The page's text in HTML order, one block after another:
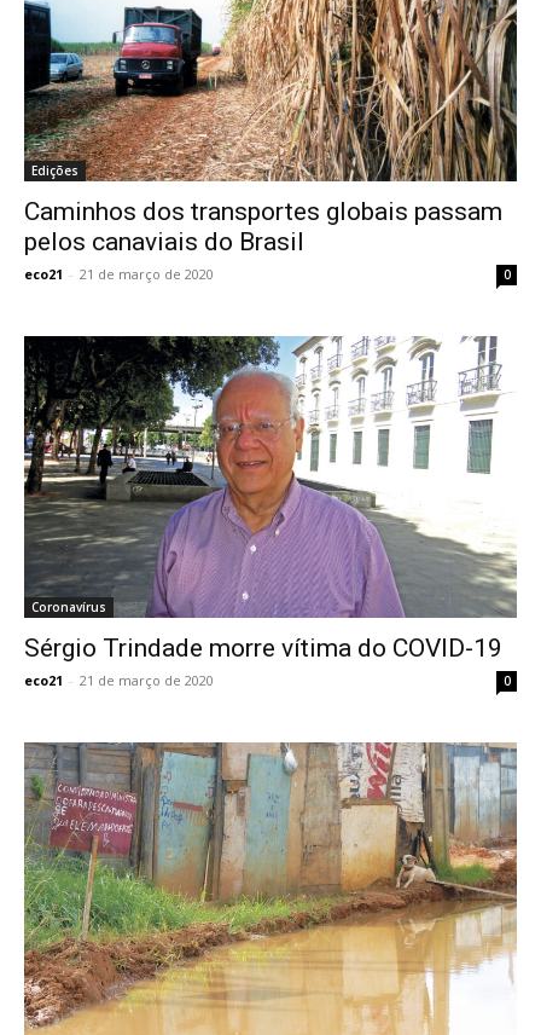
Edições
Caminhos dos transportes globais passam
pelos canaviais do Brasil
eco21 - 21 de março de 2020 0
Coronavírus
Sérgio Trindade morre vítima do COVID-19
eco21 - 21 de março de 2020 0